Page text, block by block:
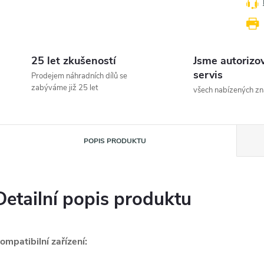
25 let zkušeností
Prodejem náhradních dílů se
zabýváme již 25 let
Jsme
servis
všech nabízených
POPIS PRODUKTU
popis produktu
zařízení: